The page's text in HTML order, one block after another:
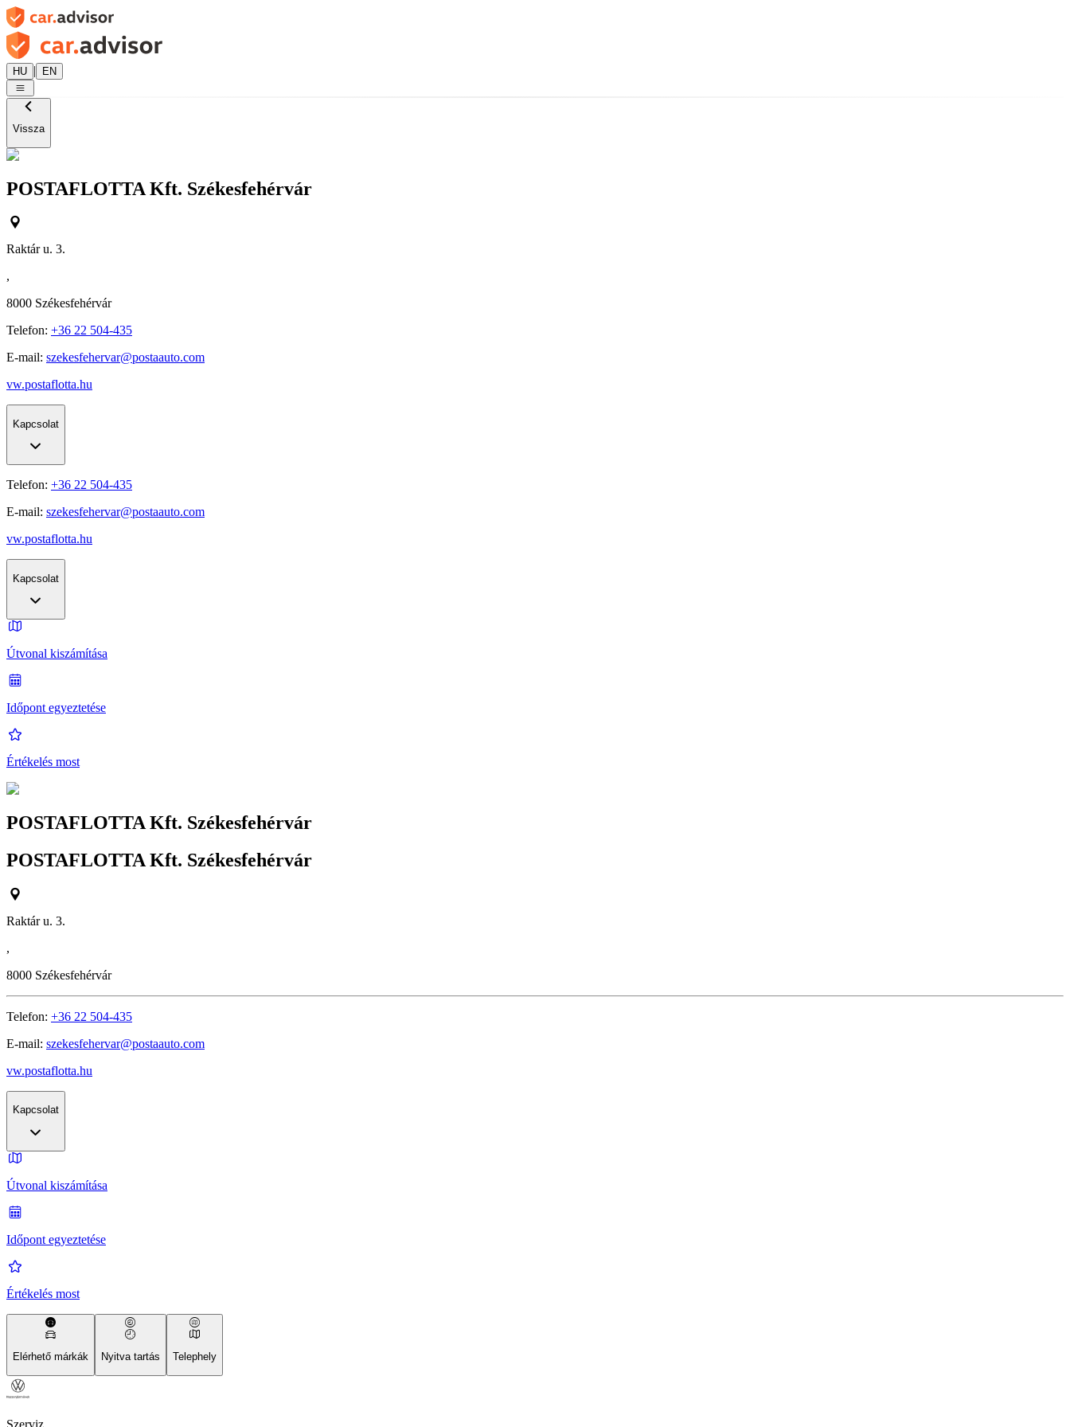
HU | EN
Vissza
POSTAFLOTTA Kft. Székesfehérvár
Raktár u. 3.
,
8000 Székesfehérvár
Telefon: +36 22 504-435
E-mail: szekesfehervar@postaauto.com
vw.postaflotta.hu
Kapcsolat
Telefon: +36 22 504-435
E-mail: szekesfehervar@postaauto.com
vw.postaflotta.hu
Kapcsolat
Útvonal kiszámítása
Időpont egyeztetése
Értékelés most
POSTAFLOTTA Kft. Székesfehérvár
POSTAFLOTTA Kft. Székesfehérvár
Raktár u. 3.
,
8000 Székesfehérvár
Telefon: +36 22 504-435
E-mail: szekesfehervar@postaauto.com
vw.postaflotta.hu
Kapcsolat
Útvonal kiszámítása
Időpont egyeztetése
Értékelés most
Elérhető márkák Nyitva tartás Telephely
Szerviz